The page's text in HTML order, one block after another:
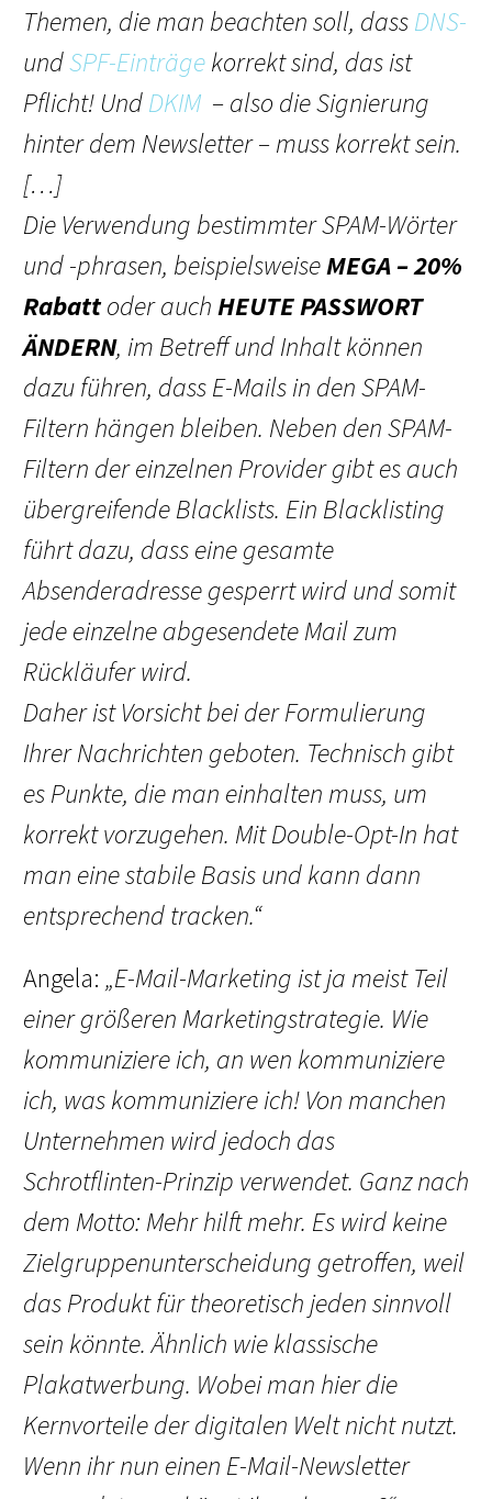
Themen, die man beachten soll, dassDNS-
undSPF-Einträgekorrekt sind, das ist
Pflicht! UndDKIM – also die Signierung
hinter dem Newsletter – muss korrekt sein.
[…]
Die Verwendung bestimmter SPAM-Wörter
und -phrasen, beispielsweiseMEGA – 20%
Rabattoder auchHEUTE PASSWORT
ÄNDERN, im Betreff und Inhalt können
dazu führen, dass E-Mails in den SPAM-
Filtern hängen bleiben. Neben den SPAM-
Filtern der einzelnen Provider gibt es auch
übergreifende Blacklists. Ein Blacklisting
führt dazu, dass eine gesamte
Absenderadresse gesperrt wird und somit
jede einzelne abgesendete Mail zum
Rückläufer wird.
Daher ist Vorsicht bei der Formulierung
Ihrer Nachrichten geboten. Technisch gibt
es Punkte, die man einhalten muss, um
korrekt vorzugehen. Mit Double-Opt-In hat
man eine stabile Basis und kann dann
entsprechend tracken.“
Angela: „E-Mail-Marketing ist ja meist Teil
einer größeren Marketingstrategie. Wie
kommuniziere ich, an wen kommuniziere
ich, was kommuniziere ich! Von manchen
Unternehmen wird jedoch das
Schrotflinten-Prinzip verwendet. Ganz nach
dem Motto: Mehr hilft mehr. Es wird keine
Zielgruppenunterscheidung getroffen, weil
das Produkt für theoretisch jeden sinnvoll
sein könnte. Ähnlich wie klassische
Plakatwerbung. Wobei man hier die
Kernvorteile der digitalen Welt nicht nutzt.
Wenn ihr nun einen E-Mail-Newsletter